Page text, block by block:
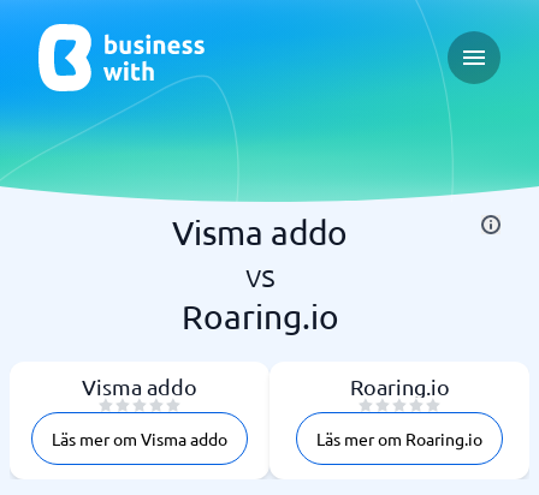
Open
Visma addo
vs
Roaring.io
Visma addo
Läs mer om Visma addo
Roaring.io
Läs mer om Roaring.io